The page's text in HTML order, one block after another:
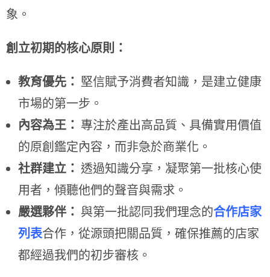
象。
創立初期的核心原則：
教育優先： 堅信賦予消費者知識，是建立健康
市場的第一步。
內容為王： 專注於產出高品質、具備實用價值
的原創鑑定內容，而非急於商業化。
社群建立： 透過知識分享，凝聚第一批核心使
用者，傾聽他們的聲音與需求。
嚴選夥伴： 與第一批認同我們理念的合作店家
列表合作，從源頭把關品質，確保推薦的店家
都經過我們的初步審核。